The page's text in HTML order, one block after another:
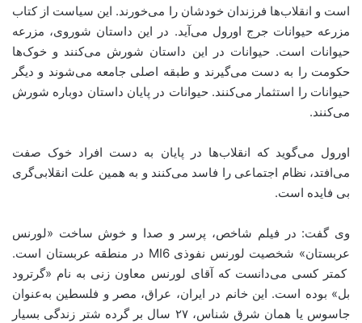
است و انقلاب‌ها فرزندان خودشان را می‌خورند. این سیاست از کتاب
مزرعه حیوانات جرج اورول می‌آید. در این داستان شوروی، مزرعه
حیوانات است. حیوانات در این داستان شورش می‌کنند و خوک‌ها
حکومت را به دست می‌گیرند و طبقه اصلی جامعه می‌شوند و دیگر
حیوانات را استثمار می‌کنند. حیوانات در پایان داستان دوباره شورش
می‌کنند.
اورول می‌گوید که انقلاب‌ها در پایان به دست افراد خوک صفت
می‌افتد، نظام اجتماعی را فاسد می‌کنند و به همین علت انقلابی‌گری
بی فایده است.
وی گفت: در فیلم شاخص، پرسر و صدا و خوش ساخت «لورنس
عربستان» شخصیت لورنس نفوذی MI6 در منطقه عربستان است.
کمتر کسی می‌دانست که آقای لورنس معاون زنی به نام «گرترود
بل» بوده است. این خانم در ایران، عراق، مصر و فلسطین به‌عنوان
جاسوس یا همان شرق شناس، ۲۷ سال بر گرده شتر زندگی بسیار